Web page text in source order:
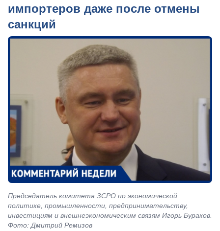
импортеров даже после отмены
санкций
Председатель комитета ЗСРО по экономической
политике, промышленности, предпринимательству,
инвестициям и внешнеэкономическим связям Игорь Бураков.
Фото: Дмитрий Ремизов